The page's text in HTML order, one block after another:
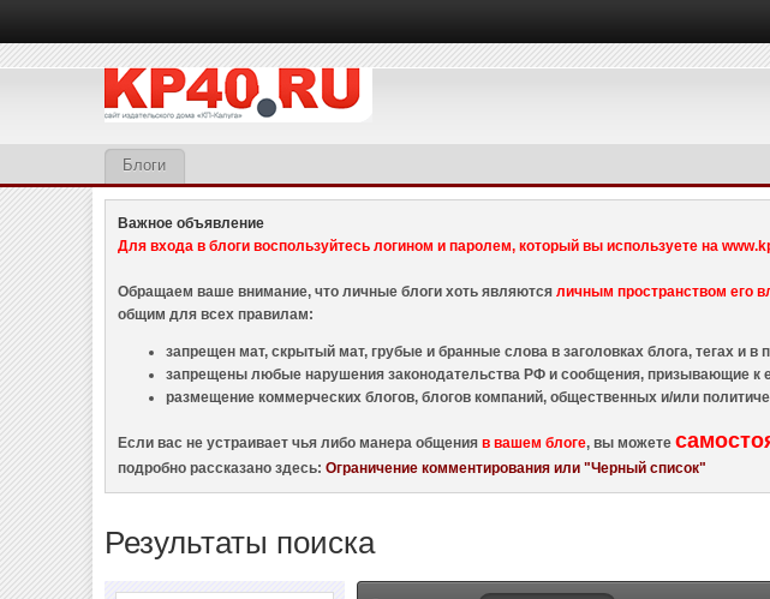
Блоги
Важное объявление
Для входа в блоги воспользуйтесь логином и паролем, который вы используете на
Обращаем ваше внимание, что личные блоги хоть являютсяличным пространством его
общим для всех правилам:
запрещен мат, скрытый мат, грубые и бранные слова в заголовках блога, тегах и в
запрещены любые нарушения законодательства РФ и сообщения, призывающие к
размещение коммерческих блогов, блогов компаний, общественных и/или
Если вас не устраивает чья либо манера общенияв вашем блоге, вы можете
подробно рассказано здесь:Ограничение комментирования или "Черный список"
Результаты поиска